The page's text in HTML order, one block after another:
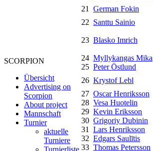
SCORPION
Übersicht
Advertising on
Scorpion
About project
Mannschaft
Turnier
aktuelle
Turniere
Turnierliste
21
German Fokin
22 Santtu Sainio
23 Blasko Imrich
24 Myllykangas Mika
25 Peter Östlund
26 Krystof Lebl
27 Oscar Henriksson
28 Vesa Huotelin
29 Kevin Eriksson
30 Grigoriy Dubinin
31
Lars Henriksson
32 Edgars Saulītis
33 Thomas Petersson